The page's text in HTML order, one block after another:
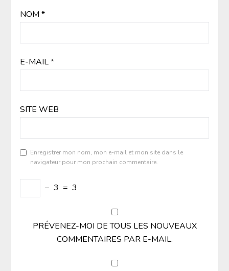
NOM *
E-MAIL*
SITE WEB
Enregistrer mon nom, mon e-mail et mon site dans le
navigateur pour mon prochain commentaire.
− 3 = 3
PRÉVENEZ-MOI DE TOUS LES NOUVEAUX
COMMENTAIRES PAR E-MAIL.